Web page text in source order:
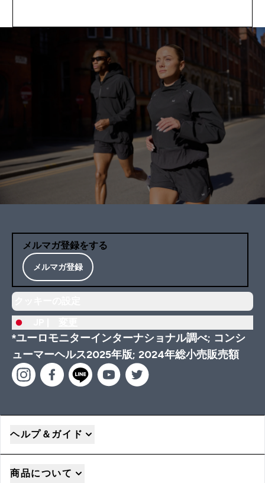
メルマガ登録をする
メルマガ登録
*ユーロモニターインターナショナル調べ; コンシ
ューマーヘルス2025年版; 2024年総小売販売額
ヘルプ＆ガイド
商品について